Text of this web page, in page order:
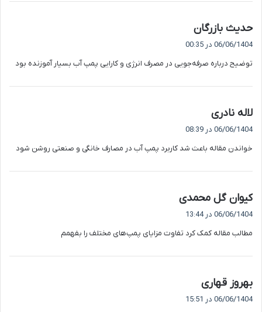
حدیث بازرگان
ف
:
06/06/1404 در 00:35
توضیح درباره صرفه‌جویی در مصرف انرژی و کارایی پمپ آب بسیار آموزنده بود
لاله نادری
:
06/06/1404 در 08:39
خواندن مقاله باعث شد کاربرد پمپ آب در مصارف خانگی و صنعتی روشن شود
کیوان گل محمدی
:
06/06/1404 در 13:44
مطالب مقاله کمک کرد تفاوت مزایای پمپ‌های مختلف را بفهمم
بهروز قهاری
ف
06/06/1404 در 15:51